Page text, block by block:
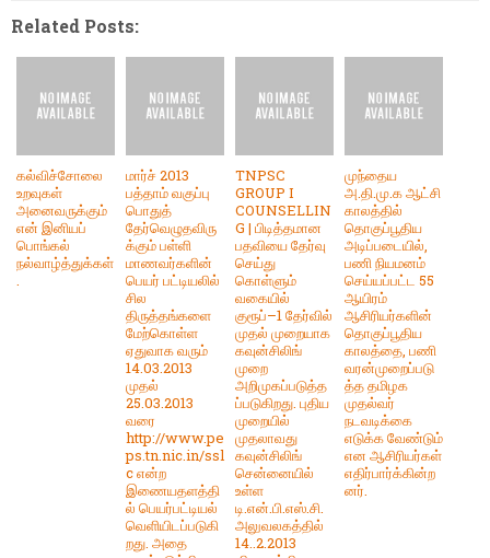
Related Posts:
கல்விச்சோலை
உறவுகள்
அனைவருக்கும்
என் இனியப்
பொங்கல்
நல்வாழ்த்துக்கள்
.
மார்ச் 2013
பத்தாம் வகுப்பு
பொதுத்
தேர்வெழுதவிரு
க்கும் பள்ளி
மாணவர்களின்
பெயர் பட்டியலில்
சில
திருத்தங்களை
மேற்கொள்ள
ஏதுவாக வரும்
14.03.2013
முதல்
25.03.2013
வரை
http://www.pe
ps.tn.nic.in/ssl
c என்ற
இணையதளத்தி
ல் பெயர்பட்டியல்
வெளியிடப்படுகி
றது. அதை
TNPSC
GROUP I
COUNSELLIN
G | பிடித்தமான
பதவியை தேர்வு
செய்து
கொள்ளும்
வகையில்
குரூப்–1 தேர்வில்
முதல் முறையாக
கவுன்சிலிங்
முறை
அறிமுகப்படுத்த
ப்படுகிறது. புதிய
முறையில்
முதலாவது
கவுன்சிலிங்
சென்னையில்
உள்ள
டி.என்.பி.எஸ்.சி.
அலுவலகத்தில்
14..2.2013
முந்தைய
அ.தி.மு.க ஆட்சி
காலத்தில்
தொகுப்பூதிய
அடிப்படையில்,
பணி நியமனம்
செய்யப்பட்ட 55
ஆயிரம்
ஆசிரியர்களின்
தொகுப்பூதிய
காலத்தை, பணி
வரன்முறைப்படு
த்த தமிழக
முதல்வர்
நடவடிக்கை
எடுக்க வேண்டும்
என ஆசிரியர்கள்
எதிர்பார்க்கின்ற
னர்.